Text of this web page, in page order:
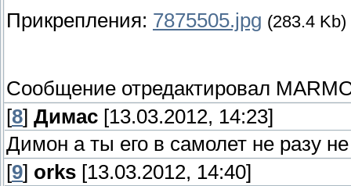
Прикрепления: 7875505.jpg (283.4 Kb)
Сообщение отредактировал
[8] Димас [13.03.2012, 14:23]
Димон а ты его в самолет не разу
[9] orks [13.03.2012, 14:40]